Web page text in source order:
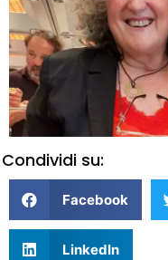
Condividi su:
Facebook
LinkedIn